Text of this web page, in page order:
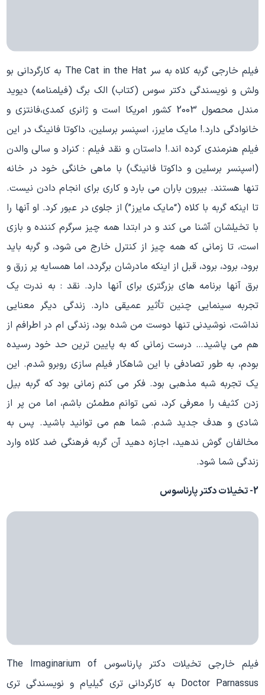
فیلم خارجی گربه کلاه به سر The Cat in the Hat به کارگردانی بو
ولش و نویسندگی دکتر سوس (کتاب) الک برگ (فیلمنامه) دیوید
مندل محصول 2003 کشور امریکا است و ژانری کمدی،فانتزی و
خانوادگی دارد.! مایک مایرز، اسپنسر برسلین، داکوتا فانینگ در این
فیلم هنرمندی کرده اند.! داستان و نقد فیلم : کنراد و سالی والدن
(اسپنسر برسلین و داکوتا فانینگ) با ماهی خانگی خود در خانه
تنها هستند. بیرون باران می بارد و کاری برای انجام دادن نیست.
تا اینکه گربه با کلاه (“مایک مایرز”) از جلوی در عبور کرد. او آنها را
با تخیلشان آشنا می کند و در ابتدا همه چیز سرگرم کننده و بازی
است، تا زمانی که همه چیز از کنترل خارج می شود، و گربه باید
برود، برود، برود، قبل از اینکه مادرشان برگردد، اما همسایه پر زرق و
برق آنها برنامه های بزرگتری برای آنها دارد. نقد : به ندرت یک
تجربه سینمایی چنین تأثیر عمیقی دارد. زندگی دیگر معنایی
نداشت، نوشیدنی تنها دوست من شده بود، زندگی ام در اطرافم از
هم می پاشید… درست زمانی که به پایین ترین حد خود رسیده
بودم، به طور تصادفی با این شاهکار فیلم سازی روبرو شدم. این
یک تجربه شبه مذهبی بود. فکر می کنم زمانی بود که گربه بیل
زدن کثیف را معرفی کرد، نمی توانم مطمئن باشم، اما من پر از
شادی و هدف جدید شدم. شما هم می توانید باشید. پس به
مخالفان گوش ندهید، اجازه دهید آن گربه فرهنگی ضد کلاه وارد
زندگی شما شود.
2- تخیلات دکتر پارناسوس
فیلم خارجی تخیلات دکتر پارناسوس The Imaginarium of
Doctor Parnassus به کارگردانی تری گیلیام و نویسندگی تری